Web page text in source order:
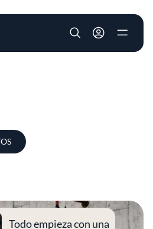
User account
Todo empieza con una